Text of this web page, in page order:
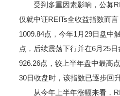
受到多重因素影响，公募
仅就中证REITs全收益指数而
1009.84点，今年1月29日盘中
点，后续震荡下行并在6月25
926.26点，较上半年盘中最高
30日收盘时，该指数已逐步回
从今年上半年涨幅来看，